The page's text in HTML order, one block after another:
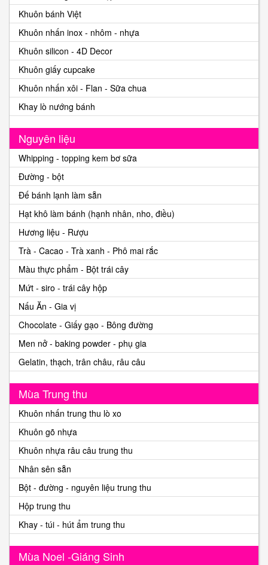
Khuôn bánh Việt
Khuôn nhấn inox - nhôm - nhựa
Khuôn silicon - 4D Decor
Khuôn giấy cupcake
Khuôn nhấn xôi - Flan - Sữa chua
Khay lò nướng bánh
Nguyên liệu
Whipping - topping kem bơ sữa
Đường - bột
Đế bánh lạnh làm sẵn
Hạt khô làm bánh (hạnh nhân, nho, điều)
Hương liệu - Rượu
Trà - Cacao - Trà xanh - Phô mai rắc
Màu thực phẩm - Bột trái cây
Mứt - siro - trái cây hộp
Nấu Ăn - Gia vị
Chocolate - Giấy gạo - Bông đường
Men nở - baking powder - phụ gia
Gelatin, thạch, trân châu, râu câu
Mùa Trung thu
Khuôn nhấn trung thu lò xo
Khuôn gõ nhựa
Khuôn nhựa râu câu trung thu
Nhân sên sẵn
Bột - đường - nguyên liệu trung thu
Hộp trung thu
Khay - túi - hút ẩm trung thu
Mùa Noel -Giáng Sinh